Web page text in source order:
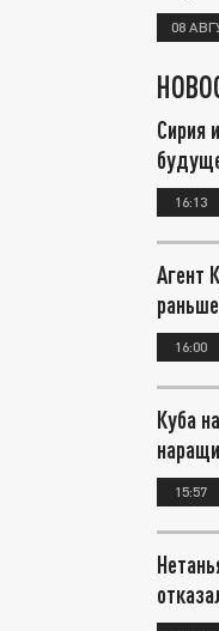
08
Сирия
16:13
Агент
16:00
Куба
15:57